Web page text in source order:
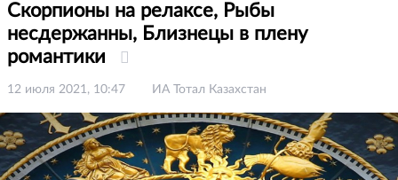
Скорпионы на релаксе, Рыбы
несдержанны, Близнецы в плену
романтики
12 июля 2021, 10:47 ИА Тотал Казахстан